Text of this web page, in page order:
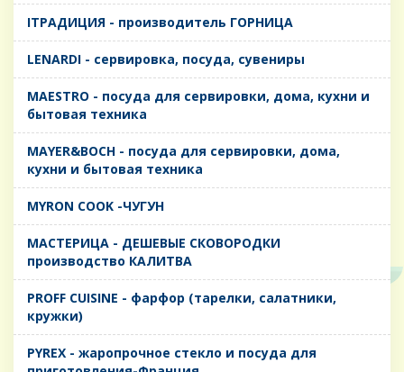
IТРАДИЦИЯ - производитель ГОРНИЦА
LENARDI - сервировка, посуда, сувениры
MAESTRO - посуда для сервировки, дома, кухни и
бытовая техника
MAYER&BOCH - посуда для сервировки, дома,
кухни и бытовая техника
MYRON COOK -ЧУГУН
MАСТЕРИЦА - ДЕШЕВЫЕ СКОВОРОДКИ
производство КАЛИТВА
PROFF CUISINE - фарфор (тарелки, салатники,
кружки)
PYREX - жаропрочное стекло и посуда для